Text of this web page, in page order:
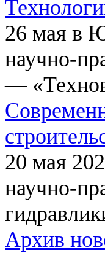
26 мая в
научно-
—
20 мая
научно-
Архив